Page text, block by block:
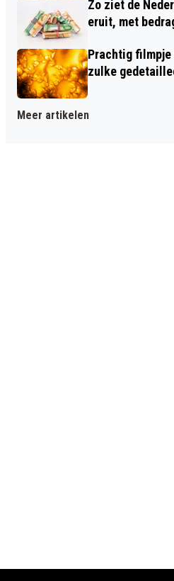
Zo ziet de
eruit, met
Prachtig filmpje
zulke
Meer artikelen